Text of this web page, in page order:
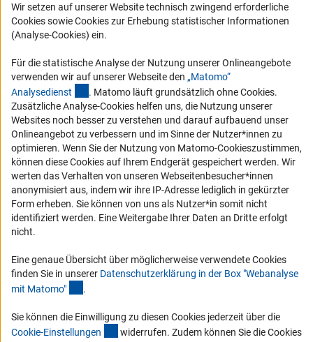
Logo und Corporate Design
RSS-Feeds
Compliance
Vergabeverfahren
Barrierefreiheit
Service und Informationen für Menschen mit Behinderungen
Erklärung zur Barrierefreiheit
Barriere melden
DFG-aktuell
Erhalten Sie Neuigkeiten aus der DFG direkt in Ihr Mailpostfach oder
Zum Newsletter
Wir setzen auf unserer Website technisch zwingend erforderliche
Cookies sowie Cookies zur Erhebung statistischer Informationen
(Analyse-Cookies) ein.
Für die statistische Analyse der Nutzung unserer Onlineangebote
verwenden wir auf unserer Webseite den „Matomo“
Analysedienst (externer Link)
. Matomo läuft grundsätzlich ohne Cookies.
Zusätzliche Analyse-Cookies helfen uns, die Nutzung unserer
Websites noch besser zu verstehen und darauf aufbauend unser
Onlineangebot zu verbessern und im Sinne der Nutzer*innen zu
optimieren. Wenn Sie der Nutzung von Matomo-Cookieszustimmen,
können diese Cookies auf Ihrem Endgerät gespeichert werden. Wir
werten das Verhalten von unseren Webseitenbesucher*innen
anonymisiert aus, indem wir ihre IP-Adresse lediglich in gekürzter
Form erheben. Sie können von uns als Nutzer*in somit nicht
identifiziert werden. Eine Weitergabe Ihrer Daten an Dritte erfolgt
nicht.
Eine genaue Übersicht über möglicherweise verwendete Cookies
finden Sie in unserer Datenschutzerklärung in der Box "Webanalyse
mit Matomo" .
Sie können die Einwilligung zu diesen Cookies jederzeit über die
Cookie-Einstellungen (interner Link)
widerrufen. Zudem können Sie die Cookies